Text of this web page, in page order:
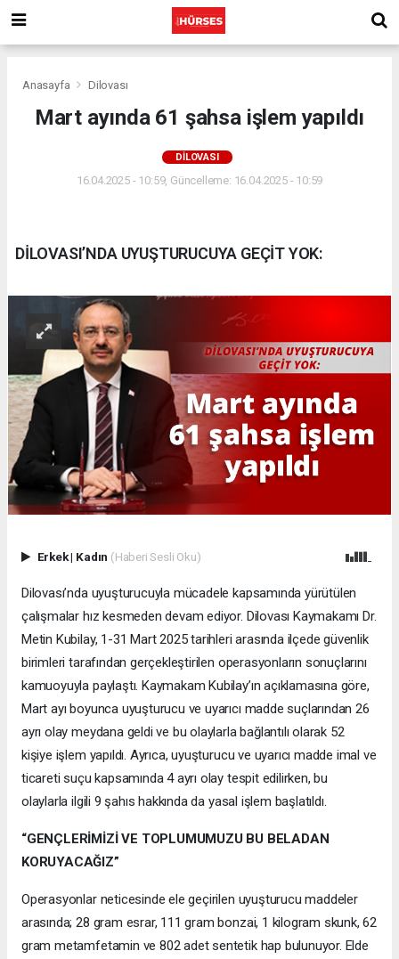
Anasayfa Dilovası
Mart ayında 61 şahsa işlem yapıldı
DILOVASI
16.04.2025 - 10:59, Güncelleme: 16.04.2025 - 10:59
DİLOVASI’NDA UYUŞTURUCUYA GEÇİT YOK:
Erkek| Kadın (Haberi Sesli Oku)
Dilovası’nda uyuşturucuyla mücadele kapsamında yürütülen
çalışmalar hız kesmeden devam ediyor. Dilovası Kaymakamı Dr.
Metin Kubilay, 1-31 Mart 2025 tarihleri arasında ilçede güvenlik
birimleri tarafından gerçekleştirilen operasyonların sonuçlarını
kamuoyuyla paylaştı. Kaymakam Kubilay’ın açıklamasına göre,
Mart ayı boyunca uyuşturucu ve uyarıcı madde suçlarından 26
ayrı olay meydana geldi ve bu olaylarla bağlantılı olarak 52
kişiye işlem yapıldı. Ayrıca, uyuşturucu ve uyarıcı madde imal ve
ticareti suçu kapsamında 4 ayrı olay tespit edilirken, bu
olaylarla ilgili 9 şahıs hakkında da yasal işlem başlatıldı.
“GENÇLERİMİZİ VE TOPLUMUMUZU BU BELADAN
KORUYACAĞIZ”
Operasyonlar neticesinde ele geçirilen uyuşturucu maddeler
arasında; 28 gram esrar, 111 gram bonzai, 1 kilogram skunk, 62
gram metamfetamin ve 802 adet sentetik hap bulunuyor. Elde